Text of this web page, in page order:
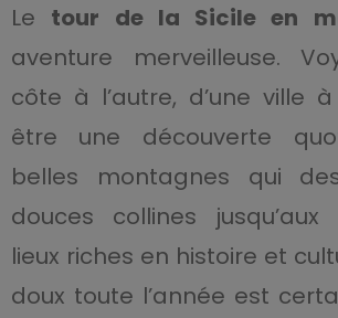
Le tour de la Sicile en
aventure merveilleuse.
côte à l’autre, d’une ville
être une découverte
belles montagnes qui
douces collines
lieux riches en histoire et
doux toute l’année est